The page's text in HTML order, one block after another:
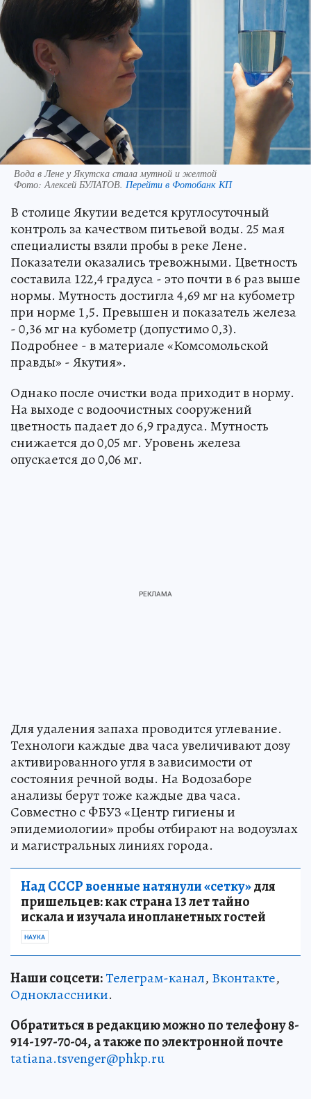
Вода в Лене у Якутска стала мутной и желтой
Фото:Алексей БУЛАТОВ. Перейти в Фотобанк КП
В столице Якутии ведется круглосуточный
контроль за качеством питьевой воды. 25 мая
специалисты взяли пробы в реке Лене.
Показатели оказались тревожными. Цветность
составила 122,4 градуса - это почти в 6 раз выше
нормы. Мутность достигла 4,69 мг на кубометр
при норме 1,5. Превышен и показатель железа
- 0,36 мг на кубометр (допустимо 0,3).
Подробнее - в материале «Комсомольской
правды» - Якутия».
Однако после очистки вода приходит в норму.
На выходе с водоочистных сооружений
цветность падает до 6,9 градуса. Мутность
снижается до 0,05 мг. Уровень железа
опускается до 0,06 мг.
Для удаления запаха проводится углевание.
Технологи каждые два часа увеличивают дозу
активированного угля в зависимости от
состояния речной воды. На Водозаборе
анализы берут тоже каждые два часа.
Совместно с ФБУЗ «Центр гигиены и
эпидемиологии» пробы отбирают на водоузлах
и магистральных линиях города.
Над СССР военные натянули «сетку»для
пришельцев: как страна 13 лет тайно
искала и изучала инопланетных гостей
НАУКА
Наши соцсети:Телеграм-канал, Вконтакте,
Одноклассники.
Обратиться в редакцию можно по телефону 8-
914-197-70-04, а также по электронной почте
tatiana.tsvenger@phkp.ru